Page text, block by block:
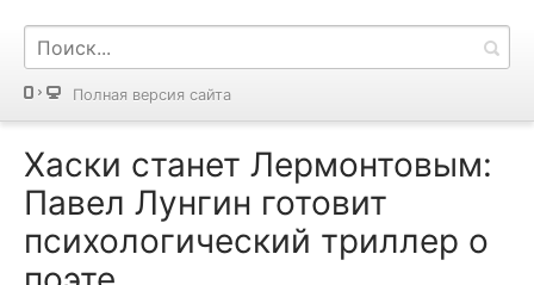
Полная версия сайта
Хаски станет Лермонтовым:
Павел Лунгин готовит
психологический триллер о